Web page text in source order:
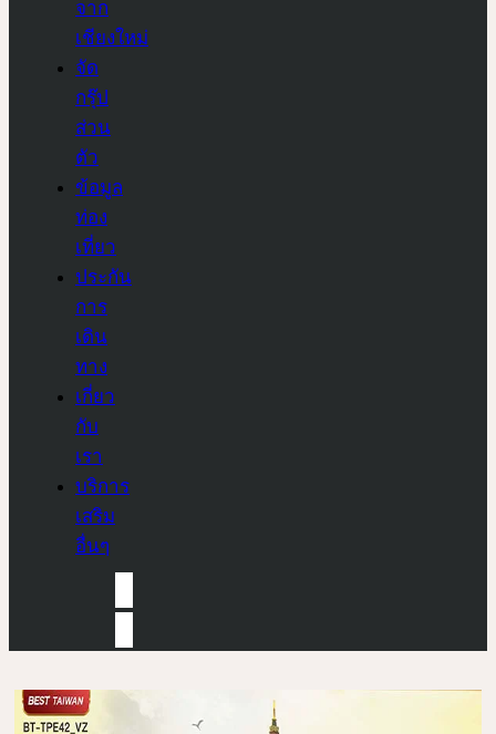
จาก
เชียงใหม่
จัด
กรุ๊ป
ส่วน
ตัว
ข้อมูล
ท่อง
เที่ยว
ประกัน
การ
เดิน
ทาง
เกี่ยว
กับ
เรา
บริการ
เสริม
อื่นๆ